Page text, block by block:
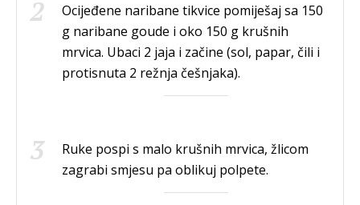
Ocijeđene naribane tikvice pomiješaj sa 150
g naribane goude i oko 150 g krušnih
mrvica. Ubaci 2 jaja i začine (sol, papar, čili i
protisnuta 2 režnja češnjaka).
Ruke pospi s malo krušnih mrvica, žlicom
zagrabi smjesu pa oblikuj polpete.